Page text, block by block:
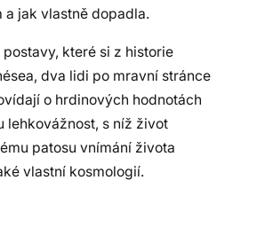
a jak vlastně dopadla.
které si z historie
dva lidi po mravní stránce
o hrdinových hodnotách
lehkovážnost, s níž život
patosu vnímání života
vlastní kosmologií.